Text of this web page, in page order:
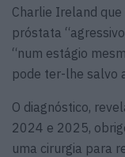
Charlie Ireland
próstata
“num estágio
pode ter-lhe salvo
O diagnóstico,
2024 e 2025,
uma cirurgia para